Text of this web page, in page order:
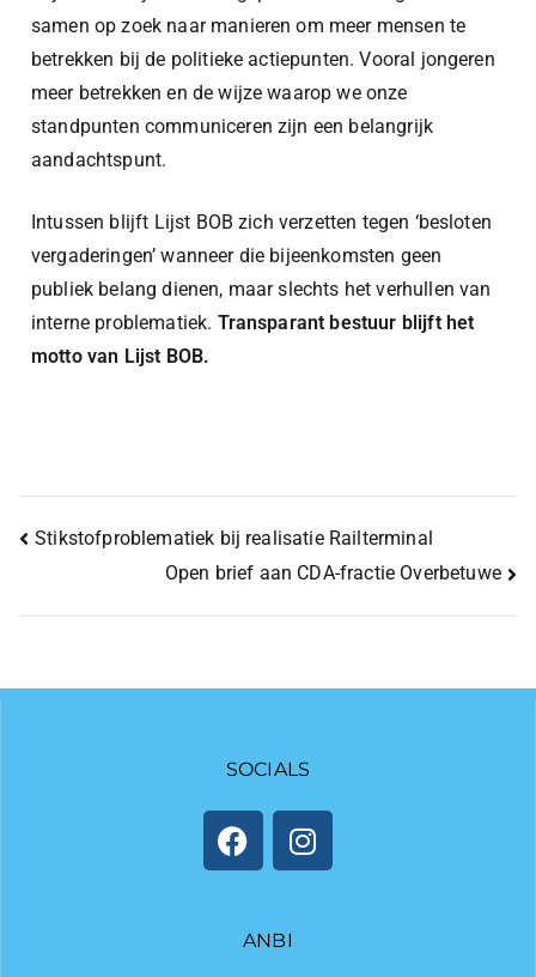
samen op zoek naar manieren om meer mensen te
betrekken bij de politieke actiepunten. Vooral jongeren
meer betrekken en de wijze waarop we onze
standpunten communiceren zijn een belangrijk
aandachtspunt.
Intussen blijft Lijst BOB zich verzetten tegen ‘besloten
vergaderingen’ wanneer die bijeenkomsten geen
publiek belang dienen, maar slechts het verhullen van
interne problematiek. Transparant bestuur blijft het
motto van Lijst BOB.
Stikstofproblematiek bij realisatie Railterminal
Open brief aan CDA-fractie Overbetuwe
SOCIALS
ANBI